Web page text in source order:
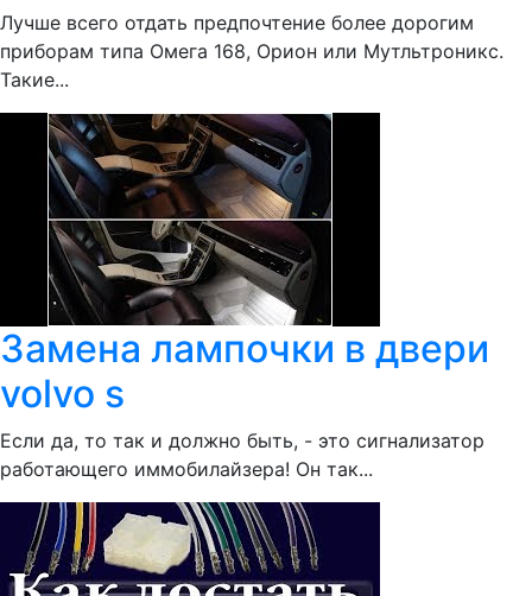
Лучше всего отдать предпочтение более дорогим
приборам типа Омега 168, Орион или Мутльтроникс.
Такие...
Замена лампочки в двери
volvo s
Если да, то так и должно быть, - это сигнализатор
работающего иммобилайзера! Он так...